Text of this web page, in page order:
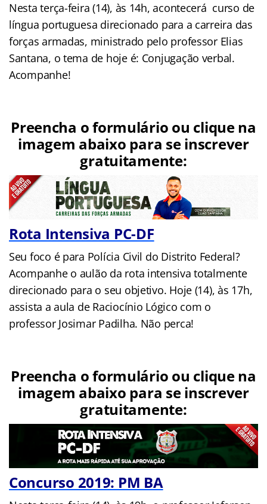
Nesta terça-feira (14), às 14h, acontecerá curso de
língua portuguesa direcionado para a carreira das
forças armadas, ministrado pelo professor Elias
Santana, o tema de hoje é: Conjugação verbal.
Acompanhe!
Preencha o formulário ou clique na
imagem abaixo para se inscrever
gratuitamente:
Rota Intensiva PC-DF
Seu foco é para Polícia Civil do Distrito Federal?
Acompanhe o aulão da rota intensiva totalmente
direcionado para o seu objetivo. Hoje (14), às 17h,
assista a aula de Raciocínio Lógico com o
professor Josimar Padilha. Não perca!
Preencha o formulário ou clique na
imagem abaixo para se inscrever
gratuitamente:
Concurso 2019: PM BA